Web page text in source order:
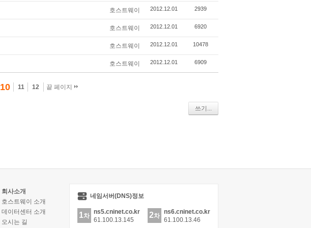
호스트웨이 2012.12.01 2939
호스트웨이 2012.12.01 6920
호스트웨이 2012.12.01 10478
호스트웨이 2012.12.01 6909
10 11 12 끝 페이지
쓰기...
회사소개
호스트웨이 소개
데이터센터 소개
오시는 길
네임서버(DNS)정보
1차
ns5.cninet.co.kr
61.100.13.145
2차
ns6.cninet.co.kr
61.100.13.46